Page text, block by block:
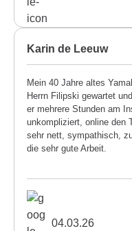
Karin de Leeuw
Mein 40 Jahre altes
Herrn Filipski gewartet
er mehrere Stunden am
unkompliziert, online den
sehr nett, sympathisch,
die sehr gute Arbeit.
04.03.26